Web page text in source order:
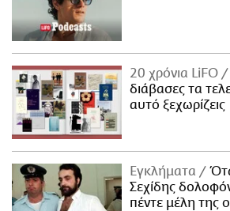
20 χρόνια LiFO
διάβασες τα
αυτό ξεχωρίζεις
Εγκλήματα
Σεχίδης
πέντε μέλη της